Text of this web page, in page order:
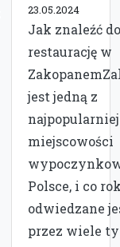
23.05.2024
Jak znaleźć
restaurację w
jest jedną z
miejscowości
Polsce, i co
odwiedzane
przez wiele